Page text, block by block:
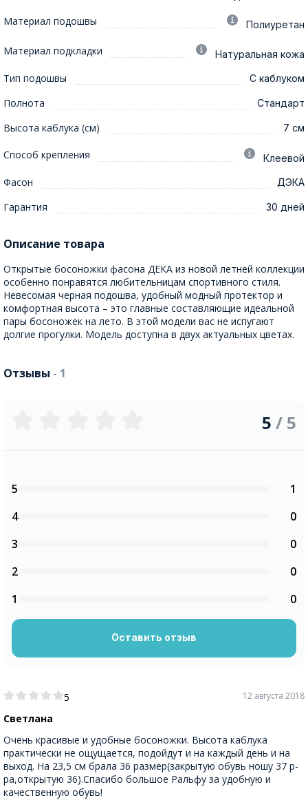
Материал подошвы Полиуретан
Материал подкладки Натуральная кожа
Тип подошвы С каблуком
Полнота Стандарт
Высота каблука (см) 7 см
Способ крепления Клеевой
Фасон ДЭКА
Гарантия 30 дней
Описание товара
Открытые босоножки фасона ДЕКА из новой летней коллекции
особенно понравятся любительницам спортивного стиля.
Невесомая черная подошва, удобный модный протектор и
комфортная высота – это главные составляющие идеальной
пары босоножек на лето. В этой модели вас не испугают
долгие прогулки. Модель доступна в двух актуальных цветах.
Отзывы - 1
5
Светлана
12 августа 2018
Очень красивые и удобные босоножки. Высота каблука
практически не ощущается, подойдут и на каждый день и на
выход. На 23,5 см брала 36 размер(закрытую обувь ношу 37 р-
ра,открытую 36).Спасибо большое Ральфу за удобную и
качественную обувь!
5 / 5
5
1
4
0
3
0
2
0
1
0
Оставить отзыв